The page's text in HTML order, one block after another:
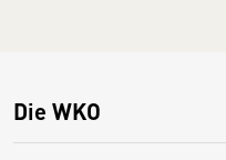
Die WKO